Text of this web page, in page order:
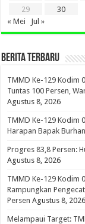
29
30
« Mei
Jul »
BERITA TERBARU
TMMD Ke-129 Kodim
Tuntas 100 Persen,
Agustus 8, 2026
TMMD Ke-129 Kodim
Harapan Bapak
Progres 83,8 Persen:
Agustus 8, 2026
TMMD Ke-129 Kodim
Rampungkan
Persen Agustus 8, 2026
Melampaui Target: